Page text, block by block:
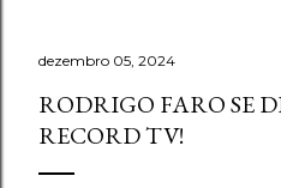
dezembro 05, 2024
RODRIGO FARO SE
RECORD TV!